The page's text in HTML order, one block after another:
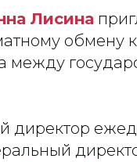
Лисина
обмену
между
директор